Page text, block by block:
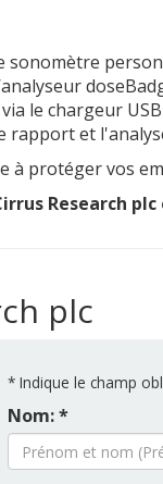
sonomètre
le chargeur
et
à protéger vos
Research
plc
* Indique le champ
Nom: *